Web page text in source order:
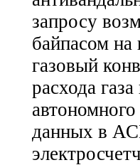
запросу
байпасом
газовый
расхода
данных в